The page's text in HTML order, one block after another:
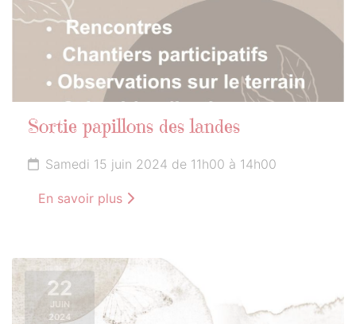
Sortie papillons des landes
Samedi 15 juin 2024 de 11h00 à 14h00
En savoir plus
22
JUIN
2024